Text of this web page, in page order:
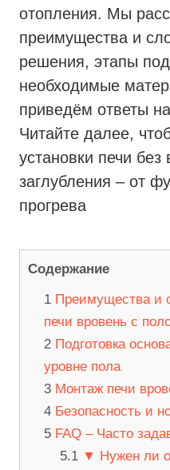
отопления. Мы
преимущества и
решения, этапы
необходимые
приведём ответы
Читайте далее,
установки печи
заглубления – от
прогрева
Содержание
Преимущества и
печи вровень с
Подготовка
уровне пола
Монтаж печи
Безопасность и
FAQ – Часто
▼ Нужен ли